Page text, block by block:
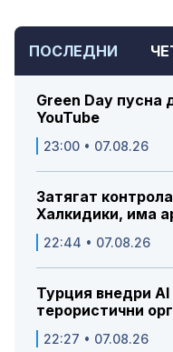
ПОСЛЕДНИ
Green Day пусна
YouTube
23:00 • 07.08.26
Затягат
Халкидики, има
22:44 • 07.08.26
Турция внедри
терористични
22:27 • 07.08.26